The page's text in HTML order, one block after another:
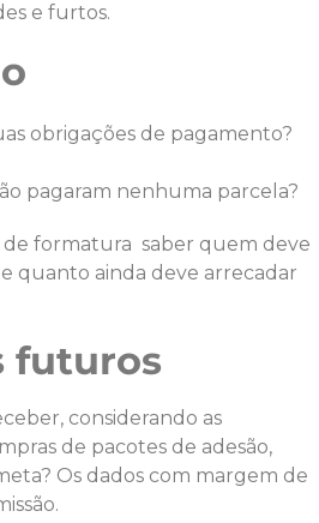
e furtos.
obrigações de pagamento?
pagaram nenhuma parcela?
de formatura saber quem deve
quanto ainda deve arrecadar
futuros
considerando as
de pacotes de adesão,
Os dados com margem de